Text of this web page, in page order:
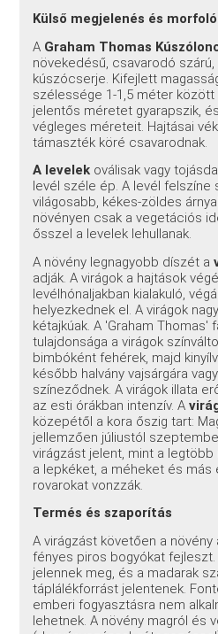
Külső megjelenés és
A Graham Thomas
növekedésű, csavarodó
kúszócserje. Kifejlett
szélessége 1-1,5 méter között
jelentős méretet gyarapszik,
végleges méreteit. Hajtásai
támaszték köré csavarodnak.
A levelek oválisak vagy
levél széle ép. A levél felszíne
világosabb, kékes-zöldes
növényen csak a vegetációs
ősszel a levelek lehullanak.
A növény legnagyobb díszét a
adják. A virágok a hajtások
levélhónaljakban kialakuló,
helyezkednek el. A virágok
kétajkúak. A 'Graham
tulajdonsága a virágok
bimbóként fehérek, majd
később halvány vajsárgára
színeződnek. A virágok illata
az esti órákban intenzív. A
közepétől a kora őszig tart:
jellemzően júliustól
virágzást jelent, mint a
a lepkéket, a méheket és más
rovarokat vonzzák.
Termés és szaporítás
A virágzást követően a
fényes piros bogyókat
jelennek meg, és a madarak
táplálékforrást jelentenek.
emberi fogyasztásra nem
lehetnek. A növény magról és